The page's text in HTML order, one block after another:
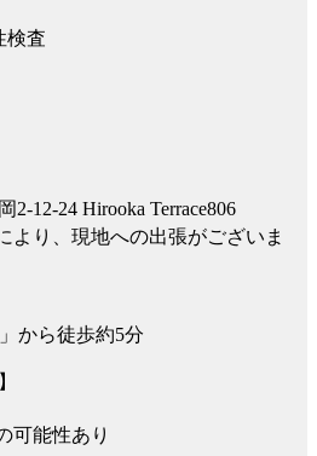
検査
2-12-24 Hirooka Terrace806
より、現地への出張がございま
から徒歩約5分
可能性あり